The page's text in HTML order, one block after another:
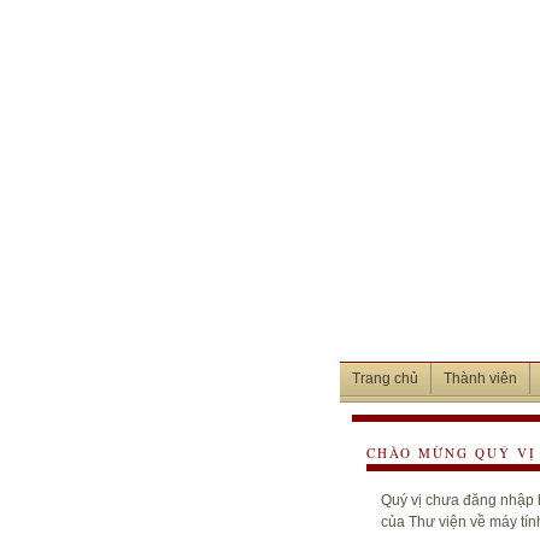
Trang chủ Thành viên
CHÀO MỪNG QUÝ
Quý vị chưa đăng nhập
của Thư viện về máy